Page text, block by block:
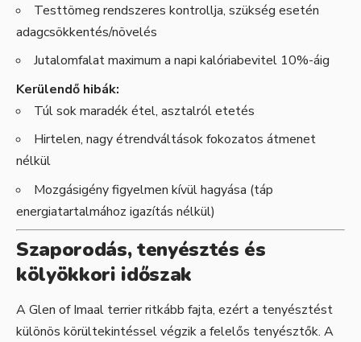
Testtömeg rendszeres kontrollja, szükség esetén
adagcsökkentés/növelés
Jutalomfalat maximum a napi kalóriabevitel 10%-áig
Kerülendő hibák:
Túl sok maradék étel, asztalról etetés
Hirtelen, nagy étrendváltások fokozatos átmenet
nélkül
Mozgásigény figyelmen kívül hagyása (táp
energiatartalmához igazítás nélkül)
Szaporodás, tenyésztés és
kölyökkori időszak
A Glen of Imaal terrier ritkább fajta, ezért a tenyésztést
különös körültekintéssel végzik a felelős tenyésztők. A